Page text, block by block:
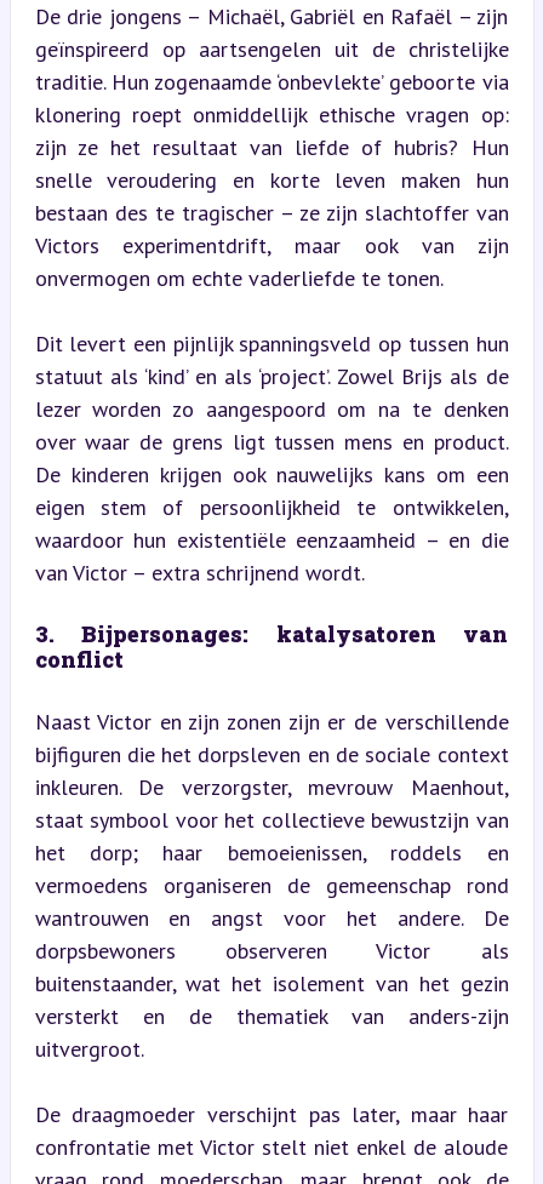
De drie jongens – Michaël, Gabriël en Rafaël – zijn
geïnspireerd op aartsengelen uit de christelijke
traditie. Hun zogenaamde ‘onbevlekte’ geboorte via
klonering roept onmiddellijk ethische vragen op:
zijn ze het resultaat van liefde of hubris? Hun
snelle veroudering en korte leven maken hun
bestaan des te tragischer – ze zijn slachtoffer van
Victors experimentdrift, maar ook van zijn
onvermogen om echte vaderliefde te tonen.
Dit levert een pijnlijk spanningsveld op tussen hun
statuut als ‘kind’ en als ‘project’. Zowel Brijs als de
lezer worden zo aangespoord om na te denken
over waar de grens ligt tussen mens en product.
De kinderen krijgen ook nauwelijks kans om een
eigen stem of persoonlijkheid te ontwikkelen,
waardoor hun existentiële eenzaamheid – en die
van Victor – extra schrijnend wordt.
3. Bijpersonages: katalysatoren van
conflict
Naast Victor en zijn zonen zijn er de verschillende
bijfiguren die het dorpsleven en de sociale context
inkleuren. De verzorgster, mevrouw Maenhout,
staat symbool voor het collectieve bewustzijn van
het dorp; haar bemoeienissen, roddels en
vermoedens organiseren de gemeenschap rond
wantrouwen en angst voor het andere. De
dorpsbewoners observeren Victor als
buitenstaander, wat het isolement van het gezin
versterkt en de thematiek van anders-zijn
uitvergroot.
De draagmoeder verschijnt pas later, maar haar
confrontatie met Victor stelt niet enkel de aloude